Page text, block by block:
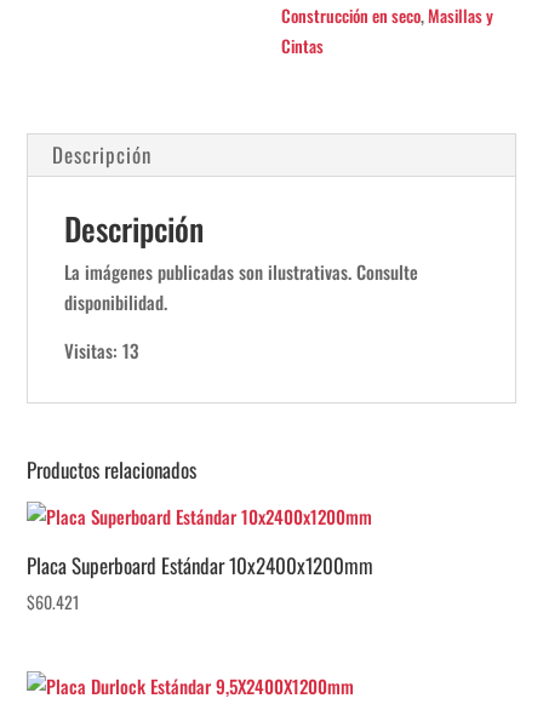
Construcción en seco,Masillas y
Cintas
Descripción
Descripción
La imágenes publicadas son ilustrativas. Consulte
disponibilidad.
Visitas: 13
Productos relacionados
Placa Superboard Estándar 10x2400x1200mm
$60.421